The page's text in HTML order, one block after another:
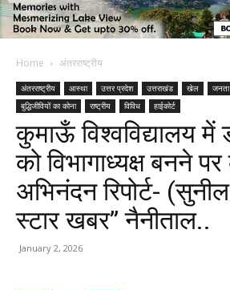
Home अंतरराष्ट्रीय
अंतरराष्ट्रीय आस्था उत्तर प्रदेश उत्तराखंड खेल
बुद्धिजीवियों का कोना
राष्ट्रीय विविध हाईकोर्ट
कुमाऊँ विश्वविद्यालय में
को विभागाध्यक्ष बनने
अभिनंदन रिपोर्ट-
स्टार खबर” नैनीताल..
January 2, 2026